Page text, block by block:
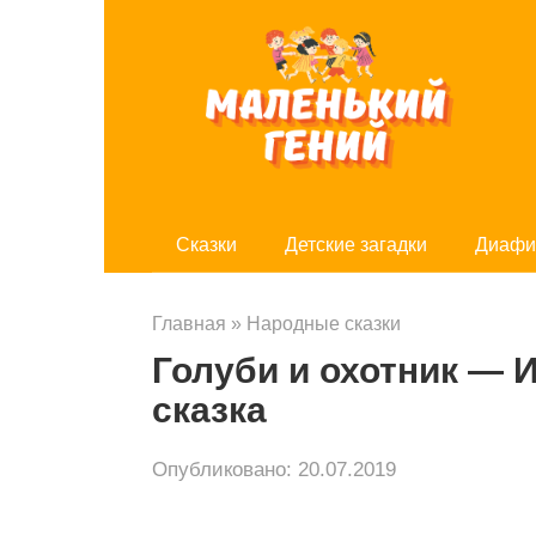
Cказки Детские загадки
Главная » Народные сказки
Голуби и охотник —
сказка
Опубликовано: 20.07.2019